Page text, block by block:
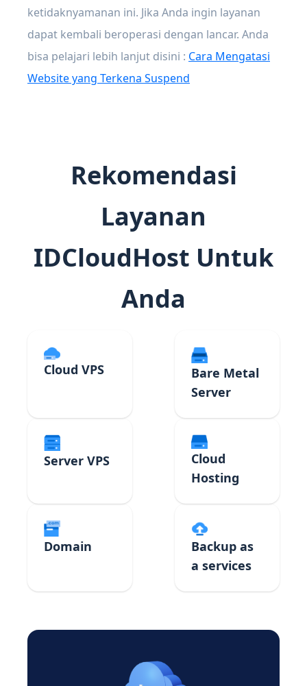
ketidaknyamanan ini. Jika Anda ingin layanan
dapat kembali beroperasi dengan lancar. Anda
bisa pelajari lebih lanjut disini : Cara Mengatasi
Website yang Terkena Suspend
Rekomendasi
Layanan
IDCloudHost Untuk
Anda
Cloud VPS
Bare Metal
Server
Server VPS
Cloud
Hosting
Domain
Backup as
a services